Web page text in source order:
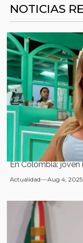
NOTICIAS
En Colombia: joven
Actualidad Aug 4, 2025